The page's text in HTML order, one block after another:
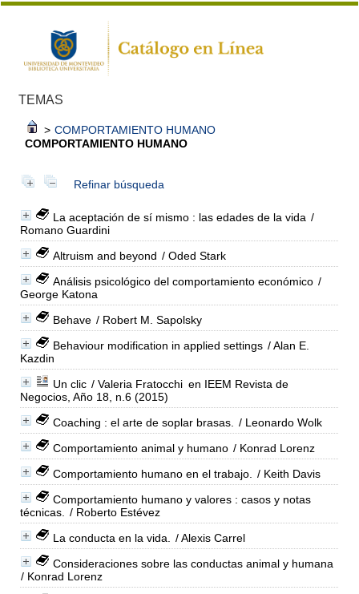
TEMAS
> COMPORTAMIENTO HUMANO
COMPORTAMIENTO HUMANO
Refinar búsqueda
La aceptación de sí mismo : las edades de la vida /
Romano Guardini
Altruism and beyond / Oded Stark
Análisis psicológico del comportamiento económico /
George Katona
Behave / Robert M. Sapolsky
Behaviour modification in applied settings / Alan E.
Kazdin
Un clic / Valeria Fratocchi en IEEM Revista de
Negocios, Año 18, n.6 (2015)
Coaching : el arte de soplar brasas.
/ Leonardo Wolk
Comportamiento animal y humano / Konrad Lorenz
Comportamiento humano en el trabajo.
/ Keith Davis
Comportamiento humano y valores : casos y notas
técnicas.
/ Roberto Estévez
La conducta en la vida.
/ Alexis Carrel
Consideraciones sobre las conductas animal y humana
/ Konrad Lorenz